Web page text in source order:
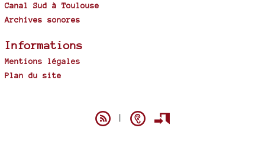
Canal Sud à Toulouse
Archives sonores
Informations
Mentions légales
Plan du site
|